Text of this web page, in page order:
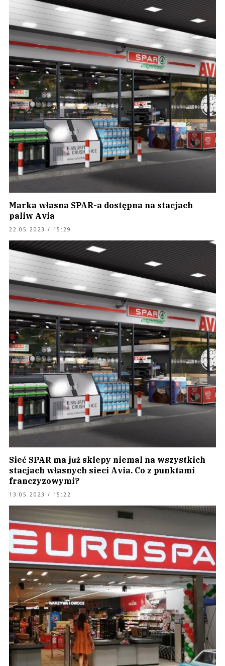
Marka własna SPAR-a dostępna na stacjach
paliw Avia
22.05.2023 / 15:29
Sieć SPAR ma już sklepy niemal na wszystkich
stacjach własnych sieci Avia. Co z punktami
franczyzowymi?
13.05.2023 / 15:22